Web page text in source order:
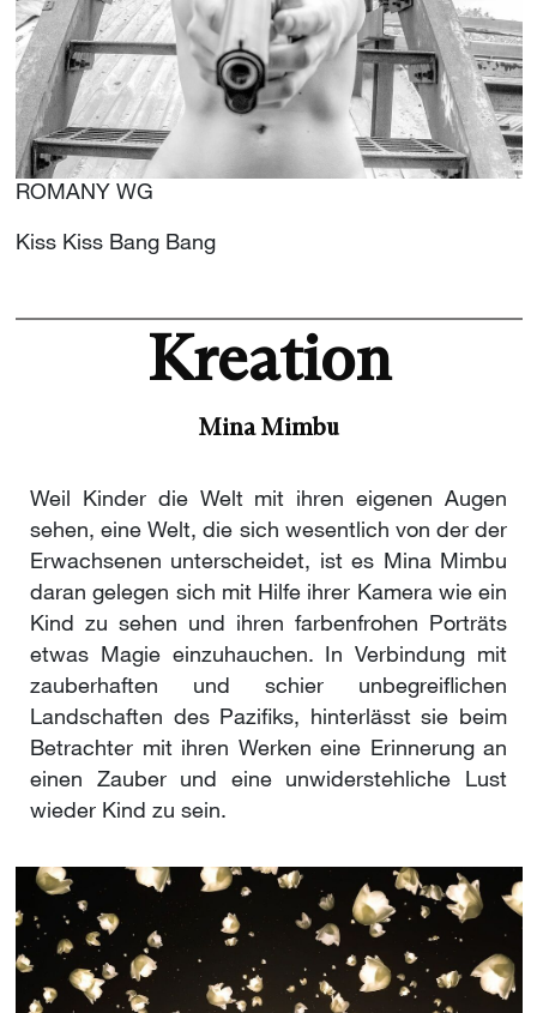
ROMANY WG
Kiss Kiss Bang Bang
Kreation
Mina Mimbu
Weil Kinder die Welt mit ihren eigenen Augen
sehen, eine Welt, die sich wesentlich von der der
Erwachsenen unterscheidet, ist es Mina Mimbu
daran gelegen sich mit Hilfe ihrer Kamera wie ein
Kind zu sehen und ihren farbenfrohen Porträts
etwas Magie einzuhauchen. In Verbindung mit
zauberhaften und schier unbegreiflichen
Landschaften des Pazifiks, hinterlässt sie beim
Betrachter mit ihren Werken eine Erinnerung an
einen Zauber und eine unwiderstehliche Lust
wieder Kind zu sein.